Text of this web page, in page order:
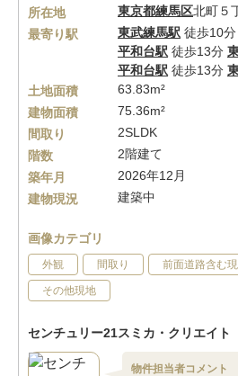
所在地 東京都練馬区北町５
最寄り駅
東武練馬駅 徒歩10分
平和台駅 徒歩13分
平和台駅 徒歩13分
土地面積
63.83m²
建物面積
75.36m²
間取り
2SLDK
階数
2階建て
築年月
2026年12月
建物現況
建築中
画像カテゴリ
外観 間取り 前面道路含む
その他現地
センチュリー21スミカ・クリエイト
物件担当者コメント